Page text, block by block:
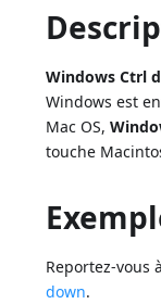
Windows Ctrl
Windows est
Mac OS,
touche
Reportez-vous
down.